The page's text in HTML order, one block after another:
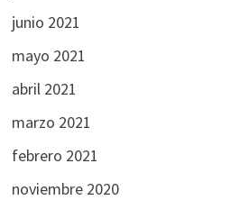
junio 2021
mayo 2021
abril 2021
marzo 2021
febrero 2021
noviembre 2020